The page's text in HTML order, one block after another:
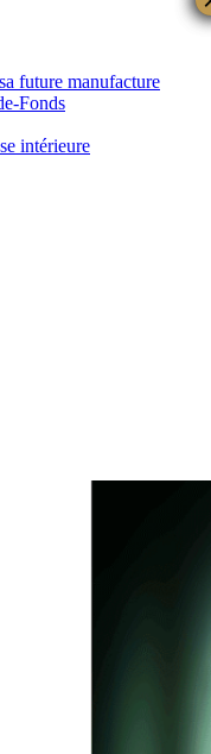
future manufacture
Fonds
intérieure